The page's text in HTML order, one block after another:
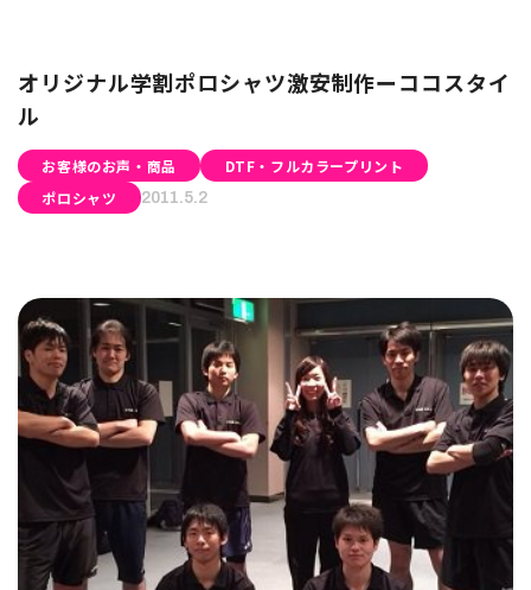
オリジナル学割ポロシャツ激安制作ーココスタイ
ル
お客様のお声・商品
DTF・フルカラープリント
ポロシャツ
2011.5.2